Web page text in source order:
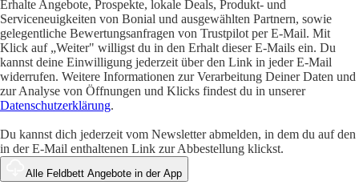
Erhalte Angebote, Prospekte, lokale Deals, Produkt- und
Serviceneuigkeiten von Bonial und ausgewählten Partnern, sowie
gelegentliche Bewertungsanfragen von Trustpilot per E-Mail. Mit
Klick auf „Weiter" willigst du in den Erhalt dieser E-Mails ein. Du
kannst deine Einwilligung jederzeit über den Link in jeder E-Mail
widerrufen. Weitere Informationen zur Verarbeitung Deiner Daten und
zur Analyse von Öffnungen und Klicks findest du in unserer
Datenschutzerklärung.
Du kannst dich jederzeit vom Newsletter abmelden, in dem du auf den
in der E-Mail enthaltenen Link zur Abbestellung klickst.
Alle Feldbett Angebote in der App